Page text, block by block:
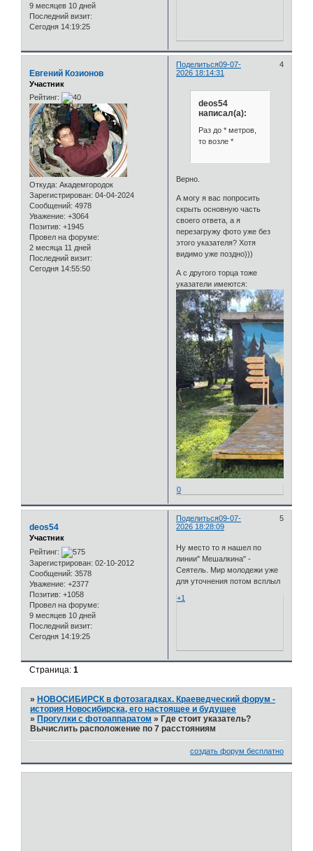
9 месяцев 10 дней
Последний визит:
Сегодня 14:19:25
Поделиться 4
09-07-
2026 18:14:31
Евгений Козионов
Участник
Рейтинг:
Откуда: Академгородок
Зарегистрирован: 04-04-2024
Сообщений: 4978
Уважение: +3064
Позитив: +1945
Провел на форуме:
2 месяца 11 дней
Последний визит:
Сегодня 14:55:50
deos54
написал(а):
Раз до * метров,
то возле *
Верно.
А могу я вас попросить
скрыть основную часть
своего ответа, а я
перезагружу фото уже без
этого указателя? Хотя
видимо уже поздно)))
А с другого торца тоже
указатели имеются:
0
Поделиться 5
09-07-
2026 18:28:09
deos54
Участник
Рейтинг:
Зарегистрирован: 02-10-2012
Сообщений: 3578
Уважение: +2377
Позитив: +1058
Провел на форуме:
9 месяцев 10 дней
Последний визит:
Сегодня 14:19:25
Ну место то я нашел по
линии" Мешалкина" -
Сеятель. Мир молодежи уже
для уточнения потом всплыл
+1
Страница:1
» НОВОСИБИРСК в фотозагадках. Краеведческий форум -
история Новосибирска, его настоящее и будущее
» Прогулки с фотоаппаратом » Где стоит указатель?
Вычислить расположение по 7 расстояниям
создать форум бесплатно